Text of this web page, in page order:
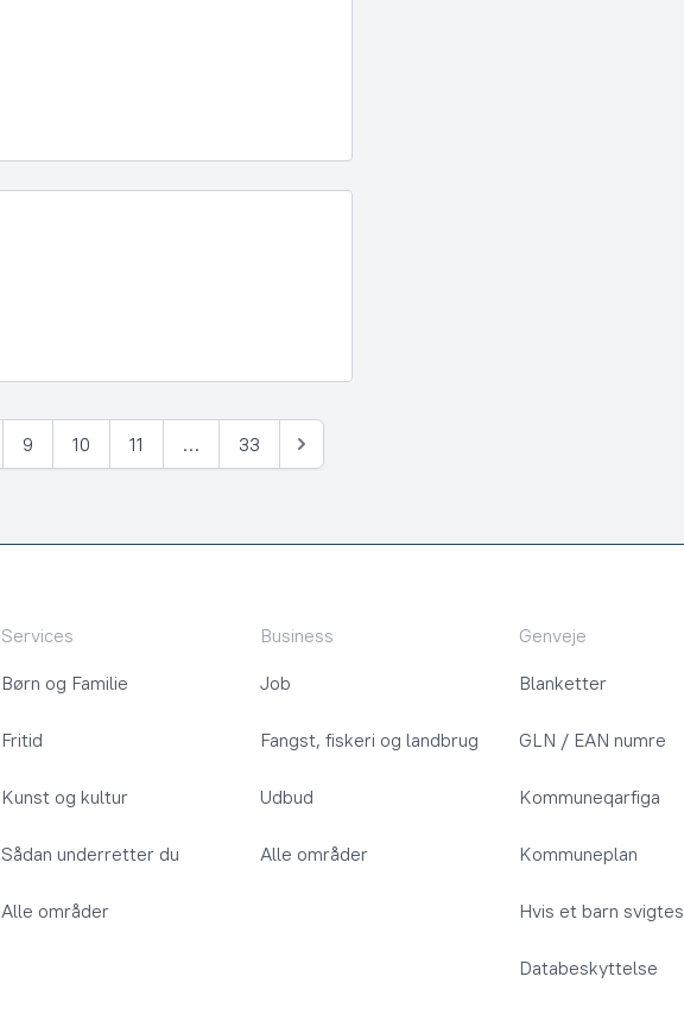
9 10 11 … 33
Næste
Services
Børn og Familie
Fritid
Kunst og kultur
Sådan underretter du
Alle områder
Business
Job
Fangst, fiskeri og landbrug
Udbud
Alle områder
Genveje
Blanketter
GLN / EAN numre
Kommuneqarfiga
Kommuneplan
Hvis et barn svigtes
Databeskyttelse